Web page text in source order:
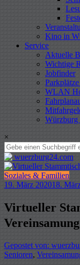
Kino in
Service
Aktuelle
Wichtige
Jobfinder
WLAN
Würzburg
×
Soziales & Familien
19. März 202018.
Virtueller
Vereinsamung
Gepostet von:
Senioren,